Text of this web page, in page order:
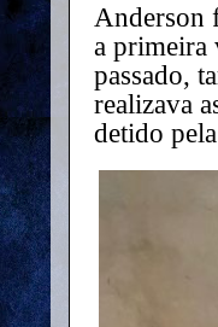
Anderson
a primeira
passado,
realizava
detido